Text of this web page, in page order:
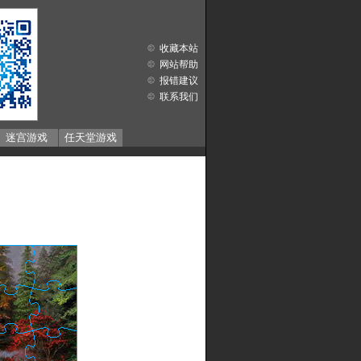
迷宫游戏 任天堂游戏
收藏本站
网站帮助
报错建议
联系我们